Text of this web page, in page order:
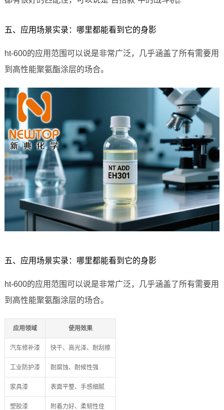
五、应用场景实录：哪里都能看到它的身影
ht-600的应用范围可以说是非常广泛，几乎涵盖了所有需要用
到高性能聚氨酯涂层的场合。
五、应用场景实录：哪里都能看到它的身影
ht-600的应用范围可以说是非常广泛，几乎涵盖了所有需要用
到高性能聚氨酯涂层的场合。
应用领域 使用效果
汽车修补漆 快干、高光泽、耐刮擦
工业防护漆 耐腐蚀、耐候性强
家具漆 表面平整、手感细腻
塑胶漆 附着力好、柔韧性佳